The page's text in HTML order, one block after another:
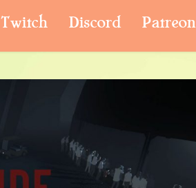
Twitch Discord Patreon